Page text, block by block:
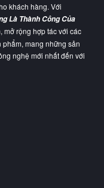
khách hàng. Với
Là Thành Công Của
mở rộng hợp tác với các
mang những sản
nghệ mới nhất đến với